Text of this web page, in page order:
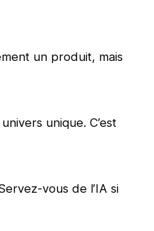
un produit, mais
unique. C’est
vous de l’IA si